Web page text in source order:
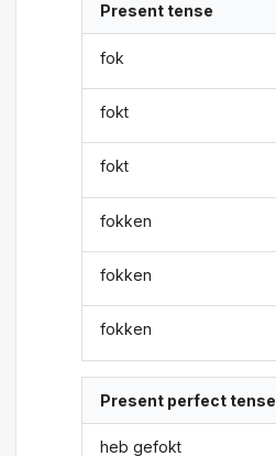
Present tense
fok
fokt
fokt
fokken
fokken
fokken
Present perfect tense
heb gefokt